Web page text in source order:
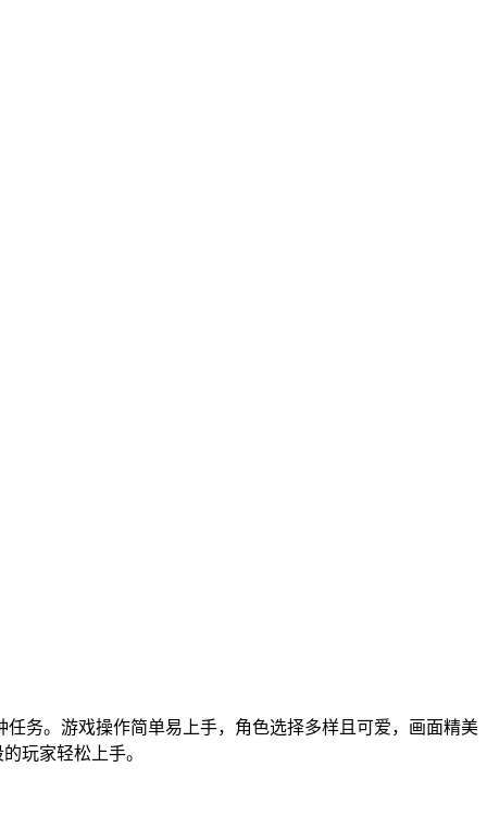
务。游戏操作简单易上手，角色选择多样且可爱，画面精美
玩家轻松上手。